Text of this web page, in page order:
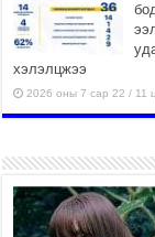
хэлэлцжээ
2026 оны 7 сар 22 / 11
хувийн хэвшлийн
ажиллахыг урьж